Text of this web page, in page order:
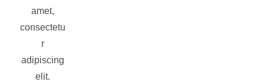
amet,
consectetu
r
adipiscing
elit.